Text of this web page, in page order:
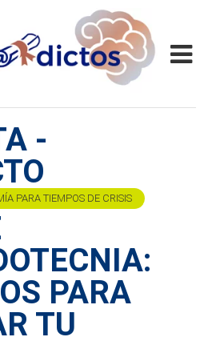
-
PARA TIEMPOS DE CRISIS
PARA
TU